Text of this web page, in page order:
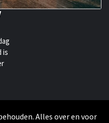
is
Alles over en voor